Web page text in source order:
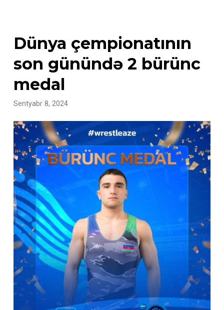
Dünya çempionatının
son günündə 2 bürünc
medal
Sentyabr 8, 2024